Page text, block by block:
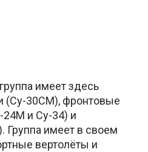
имеет здесь
(Су-30СМ), фронтовые
и Су-34) и
имеет в своем
вертолёты и